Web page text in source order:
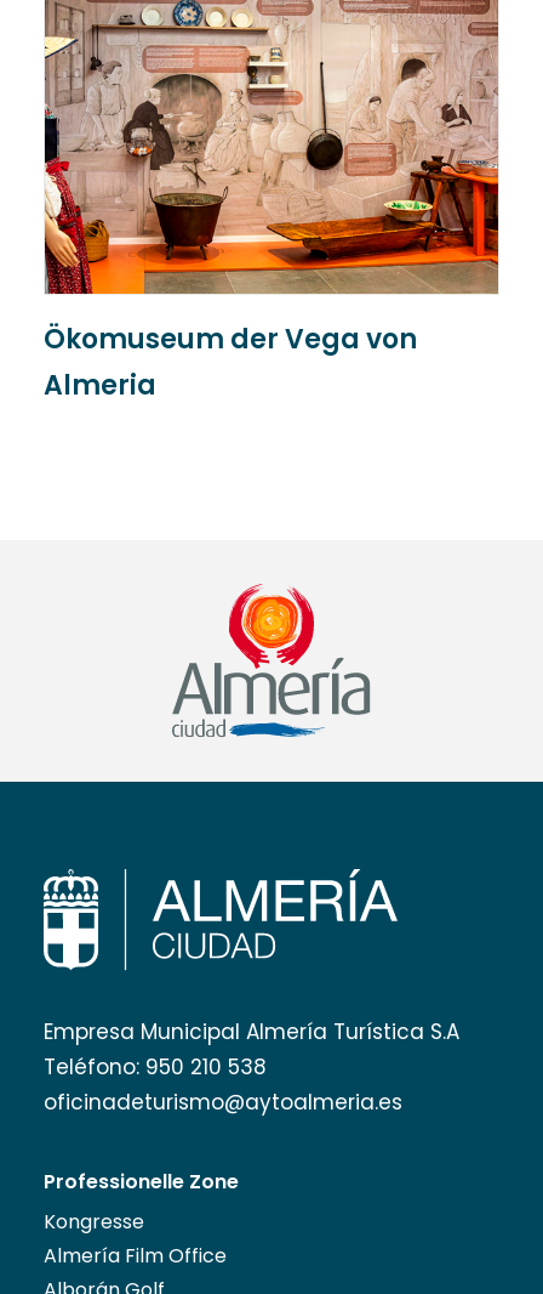
Ökomuseum der Vega von
Almeria
Empresa Municipal Almería Turística S.A
Teléfono: 950 210 538
oficinadeturismo@aytoalmeria.es
Professionelle Zone
Kongresse
Almería Film Office